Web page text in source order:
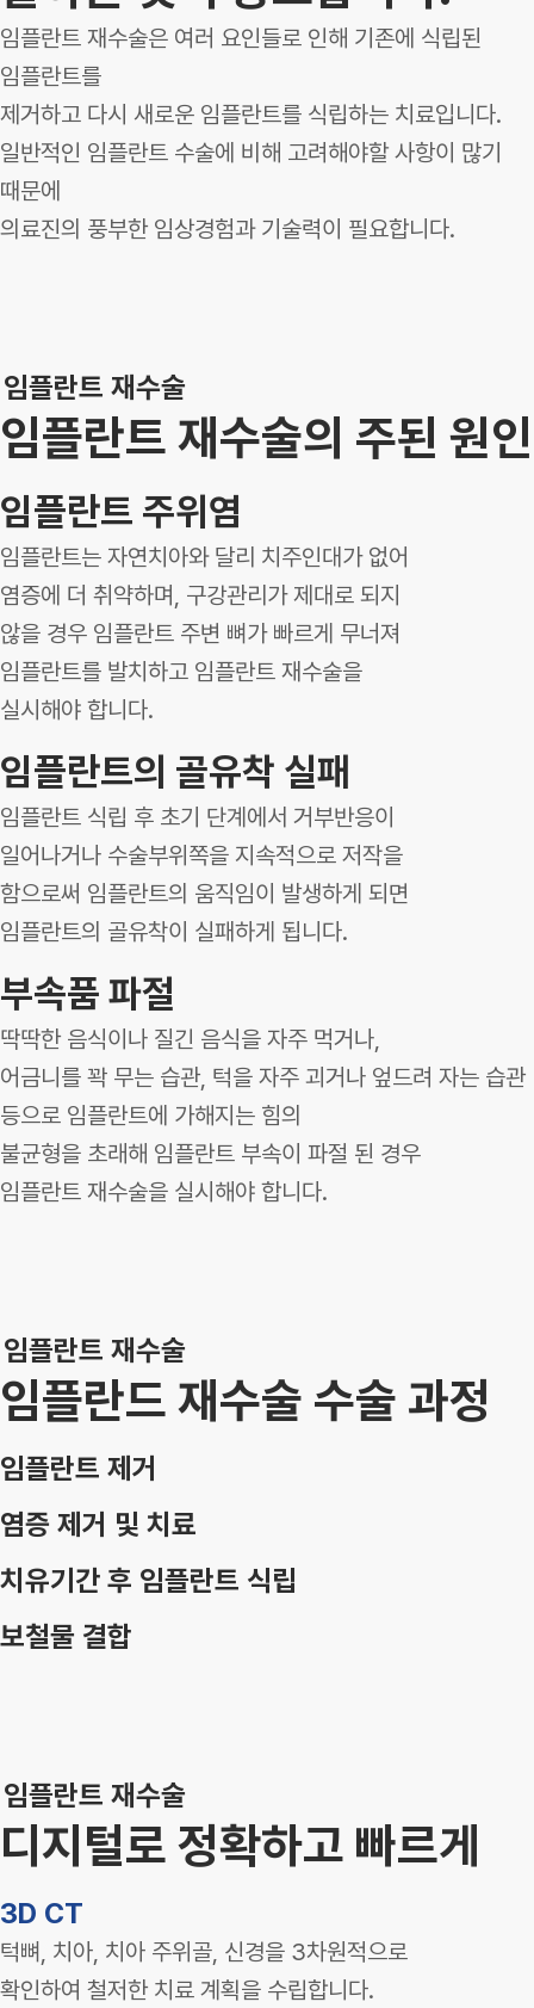
임플란트 재수술은 여러 요인들로 인해 기존에 식립된
임플란트를
제거하고 다시 새로운 임플란트를 식립하는 치료입니다.
일반적인 임플란트 수술에 비해 고려해야할 사항이 많기
때문에
의료진의 풍부한 임상경험과 기술력이 필요합니다.
임플란트 재수술
임플란트 재수술의 주된 원인
임플란트 주위염
임플란트는 자연치아와 달리 치주인대가 없어
염증에 더 취약하며, 구강관리가 제대로 되지
않을 경우 임플란트 주변 뼈가 빠르게 무너져
임플란트를 발치하고 임플란트 재수술을
실시해야 합니다.
임플란트의 골유착 실패
임플란트 식립 후 초기 단계에서 거부반응이
일어나거나 수술부위쪽을 지속적으로 저작을
함으로써 임플란트의 움직임이 발생하게 되면
임플란트의 골유착이 실패하게 됩니다.
부속품 파절
딱딱한 음식이나 질긴 음식을 자주 먹거나,
어금니를 꽉 무는 습관, 턱을 자주 괴거나 엎드려 자는 습관
등으로 임플란트에 가해지는 힘의
불균형을 초래해 임플란트 부속이 파절 된 경우
임플란트 재수술을 실시해야 합니다.
임플란트 재수술
임플란드 재수술 수술 과정
임플란트 제거
염증 제거 및 치료
치유기간 후 임플란트 식립
보철물 결합
임플란트 재수술
디지털로 정확하고 빠르게
3D CT
턱뼈, 치아, 치아 주위골, 신경을 3차원적으로
확인하여 철저한 치료 계획을 수립합니다.